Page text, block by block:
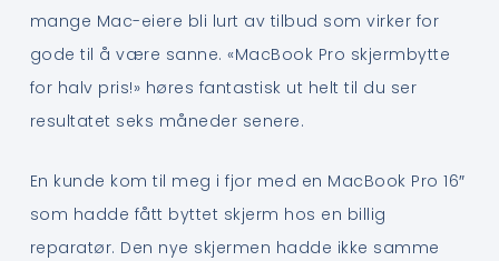
mange Mac-eiere bli lurt av tilbud som virker for
gode til å være sanne. «MacBook Pro skjermbytte
for halv pris!» høres fantastisk ut helt til du ser
resultatet seks måneder senere.
En kunde kom til meg i fjor med en MacBook Pro 16″
som hadde fått byttet skjerm hos en billig
reparatør. Den nye skjermen hadde ikke samme